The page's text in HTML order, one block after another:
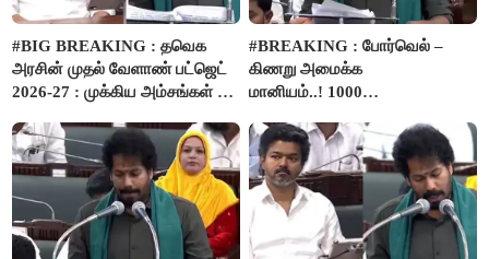
#BIG BREAKING : தவெக
அரசின் முதல் வேளாண் பட்ஜெட்
2026-27 : முக்கிய அம்சங்கள் ஓர்
#BREAKING : போர்வெல் –
கிணறு அமைக்க
மானியம்..! 1000
பம்புசெட் வழங்கப்படும்..!